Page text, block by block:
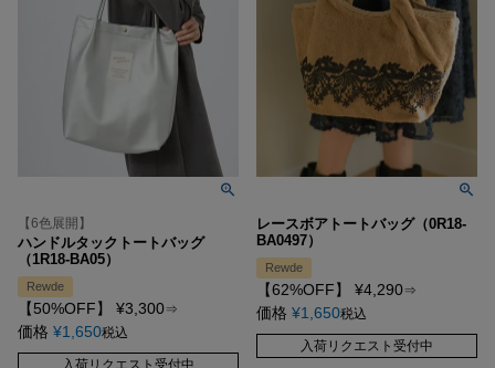
【6色展開】
ハンドルタックトートバッグ
（1R18-BA05）
Rewde
【50%OFF】 ¥3,300⇒
価格 ¥1,650税込
入荷リクエスト受付中
レースボアトートバッグ（0R18-
BA0497）
Rewde
【62%OFF】 ¥4,290⇒
価格 ¥1,650税込
入荷リクエスト受付中